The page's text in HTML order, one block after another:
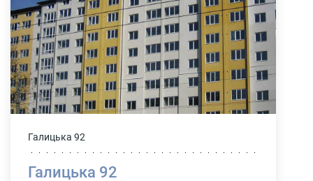
Галицька 92
Галицька 92